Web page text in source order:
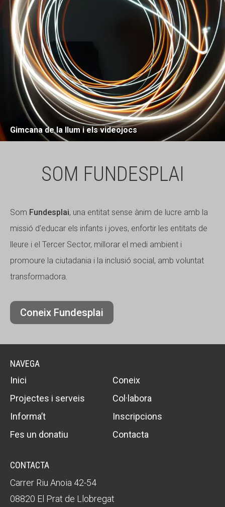
Gimcana de la llum i els videojocs
SOM FUNDESPLAI
Som Fundesplai, una entitat sense ànim de lucre amb la
missió d'educar els infants i joves, enfortir les entitats de
lleure i el Tercer Sector, millorar el medi ambient i
promoure la ciutadania i la inclusió social, amb voluntat
transformadora.
Coneix Fundesplai
NAVEGA
Inici
Coneix
Projectes i serveis
Col·labora
Informa’t
Inscripcions
Fes un donatiu
Contacta
CONTACTA
Carrer Riu Anoia 42-54
08820 El Prat de Llobregat